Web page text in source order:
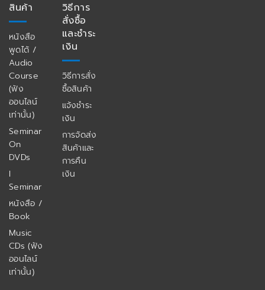
สินค้า
หนังสือ
พูดได้ /
Audio
Course
(ฟัง
ออนไลน์
เท่านั้น)
Seminar
On
DVDs
I
Seminar
หนังสือ /
Book
Music
CDs (ฟัง
ออนไลน์
เท่านั้น)
วิธีการ
สั่งซื้อ
และชำระ
เงิน
วิธีการสั่ง
ซื้อสินค้า
แจ้งชำระ
เงิน
การจัดส่ง
สินค้าและ
การคืน
เงิน